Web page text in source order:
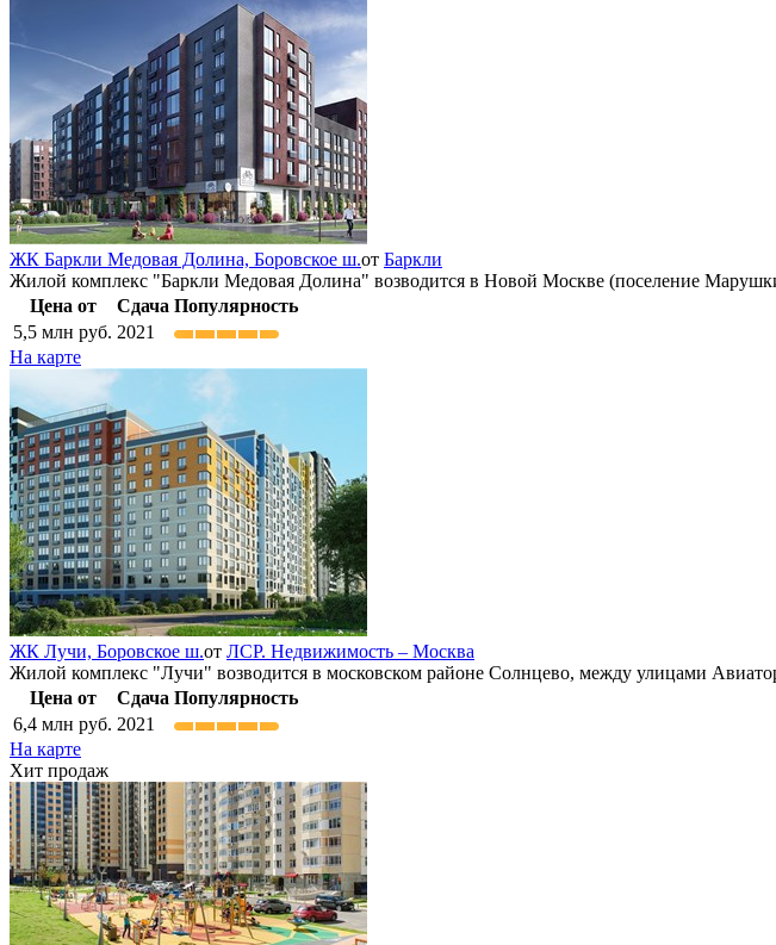
ЖК Баркли Медовая Долина, Боровское ш.от Баркли
Жилой комплекс "Баркли Медовая Долина" возводится в Новой Москве (поселение
Цена от
Сдача Популярность
5,5 млн руб. 2021
На карте
ЖК Лучи, Боровское ш.от ЛСР. Недвижимость – Москва
Жилой комплекс "Лучи" возводится в московском районе Солнцево, между улицами
Цена от
Сдача Популярность
6,4 млн руб. 2021
На карте
Хит продаж